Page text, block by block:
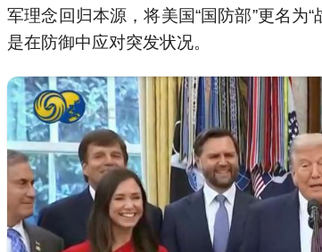
军理念回归本源，将美国“国防部”更名
是在防御中应对突发状况。